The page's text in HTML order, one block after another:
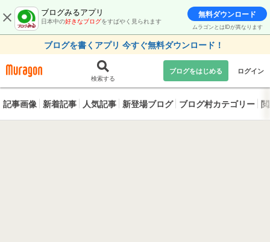
ブログみるアプリ
日本中の好きなブログをすばやく見られます
無料ダウンロード
ムラゴンとはIDが異なります
ブログを書くアプリ 今すぐ無料ダウンロード！
検索する
ブログをはじめる ログイン
記事画像 新着記事 人気記事 新登場ブログ ブログ村カテゴリー